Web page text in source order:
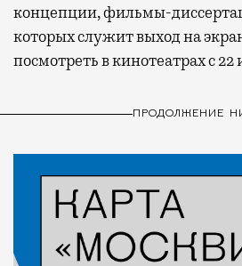
концепции, фильмы-
которых служит выход на
посмотреть в кинотеатрах с
ПРОДОЛЖЕНИЕ